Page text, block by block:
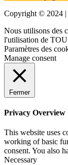
Copyright © 2024 |
Nous utilisons des
l'utilisation de
Paramètres des
Manage consent
Fermer
Privacy Overview
This website uses
working of basic
consent. You also
Necessary